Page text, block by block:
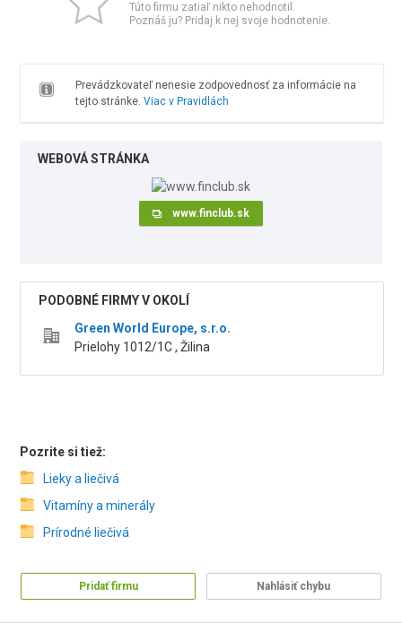
Túto firmu zatiaľ nikto nehodnotil.
Poznáš ju? Pridaj k nej svoje hodnotenie.
Prevádzkovateľ nenesie zodpovednosť za informácie na
tejto stránke. Viac v Pravidlách
WEBOVÁ STRÁNKA
www.finclub.sk
PODOBNÉ FIRMY V OKOLÍ
Green World Europe, s.r.o.
Prielohy 1012/1C , Žilina
Pozrite si tiež:
Lieky a liečivá
Vitamíny a minerály
Prírodné liečivá
Pridať firmu Nahlásiť chybu